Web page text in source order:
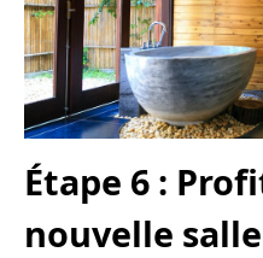
Étape 6 :
nouvelle